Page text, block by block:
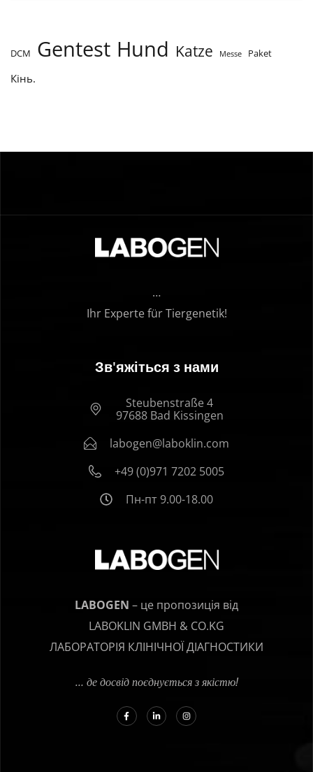
DCM Gentest Hund Katze Messe Paket
Кінь.
…
Ihr Experte für Tiergenetik!
Зв'яжіться з нами
Steubenstraße 4
97688 Bad Kissingen
labogen@laboklin.com
+49 (0)971 7202 5005
Пн-пт 9.00-18.00
LABOGEN – це пропозиція від
LABOKLIN GMBH & CO.KG
ЛАБОРАТОРІЯ КЛІНІЧНОЇ ДІАГНОСТИКИ
… де досвід поєднується з якістю!